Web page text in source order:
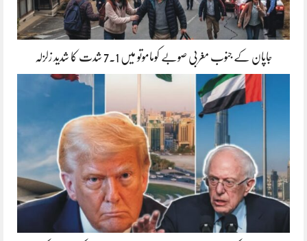
جاپان کے جنوب مغربی صوبے کوماموتو میں 7.1 شدت کا شدید زلزلہ